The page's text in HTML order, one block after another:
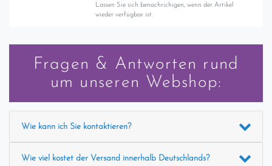
Lassen Sie sich benachrichigen, wenn der Artikel
wieder verfügbar ist.
Fragen & Antworten rund
um unseren Webshop:
Wie kann ich Sie kontaktieren?
Wie viel kostet der Versand innerhalb Deutschlands?